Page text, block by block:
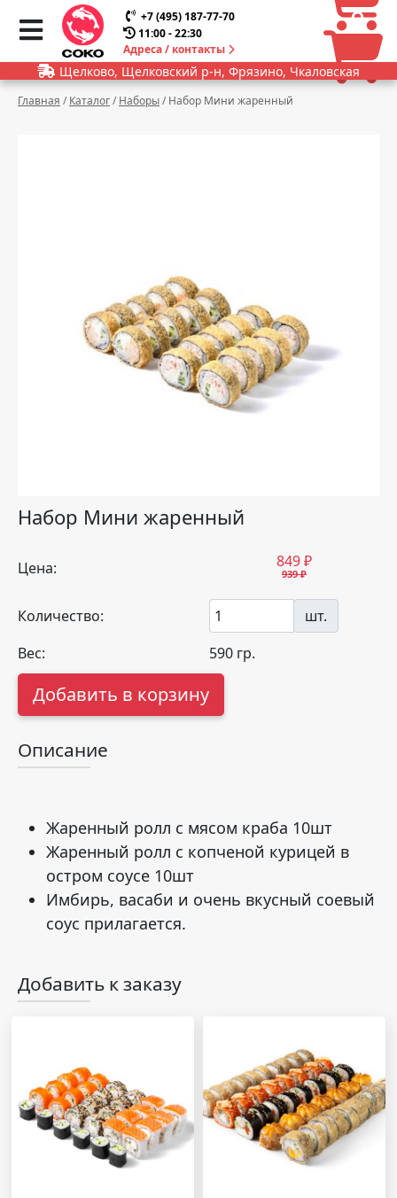
+7 (495) 187-77-70
11:00 - 22:30
Адреса / контакты
0
0
Щелково, Щелковский р-н, Фрязино, Чкаловская
Главная / Каталог/ Наборы/ Набор Мини жаренный
Набор Мини жаренный
Цена: 849₽
939 ₽
Количество:
шт.
Вес:
590 гр.
Добавить в корзину
Описание
Жаренный ролл с мясом краба 10шт
Жаренный ролл с копченой курицей в
остром соусе 10шт
Имбирь, васаби и очень вкусный соевый
соус прилагается.
Добавить к заказу